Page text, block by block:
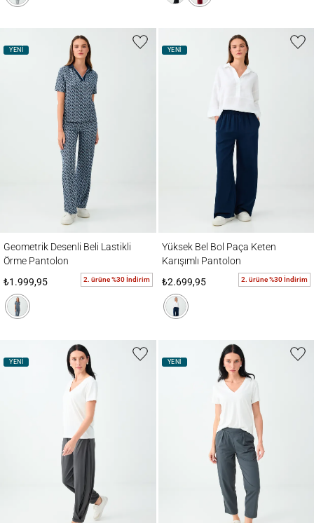
YENİ
Geometrik Desenli Beli Lastikli
Örme Pantolon
₺1.999,95
2. ürüne %30 İndirim
YENİ
Yüksek Bel Bol Paça Keten
Karışımlı Pantolon
₺2.699,95
2. ürüne %30 İndirim
YENİ YENİ